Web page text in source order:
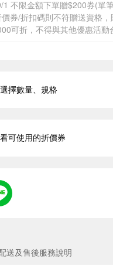
1 不限金額下單贈$200券(單
券/折扣碼則不符贈送資格
可折，不得與其他優惠活動
擇數量、規格
可使用的折價券
送及售後服務說明